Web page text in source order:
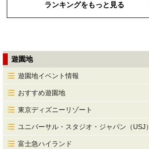
ランキングをもっと見る
遊園地
遊園地イベント情報
おすすめ遊園地
東京ディズニーリゾート
ユニバーサル・スタジオ・ジャパン（USJ）
富士急ハイランド